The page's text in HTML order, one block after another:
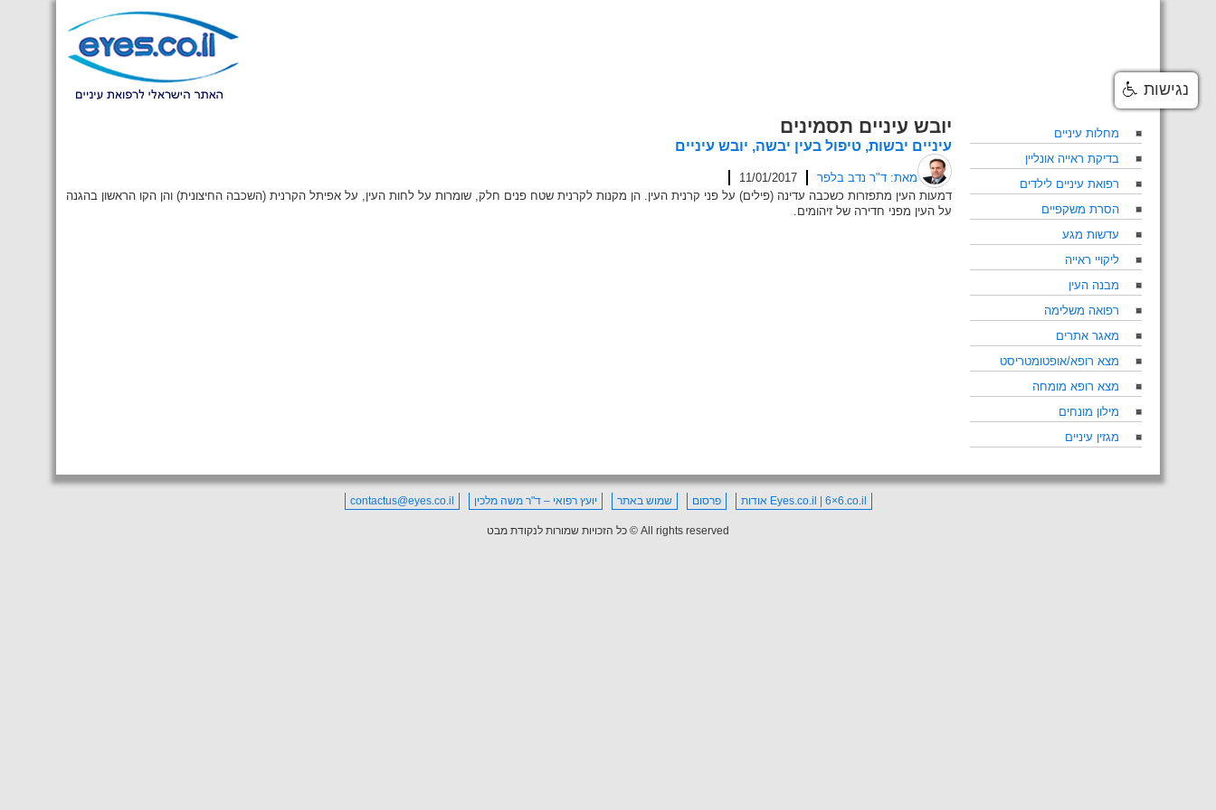
מחלות עיניים
בדיקת ראייה אונליין
רפואת עיניים לילדים
הסרת משקפיים
עדשות מגע
ליקויי ראייה
מבנה העין
רפואה משלימה
מאגר אתרים
מצא רופא/אופטומטריסט
מצא רופא מומחה
מילון מונחים
מגזין עיניים
יובש עיניים תסמינים
עיניים יבשות, טיפול בעין יבשה, יובש עיניים
מאת: ד"ר נדב בלפר
11/01/2017
דמעות העין מתפזרות כשכבה עדינה (פילים) על פני קרנית העין. הן מקנות לקרנית שטח פנים חלק, שומרות על לחות העין, על אפיתל הקרנית (השכבה החיצונית) והן הקו הראשון בהגנה
על העין מפני חדירה של זיהומים.
Eyes.co.il | 6×6.co.il אודות פרסום שמוש באתר יועץ רפואי – ד"ר משה מלכין contactus@eyes.co.il
All rights reserved © כל הזכויות שמורות לנקודת מבט
נגישות